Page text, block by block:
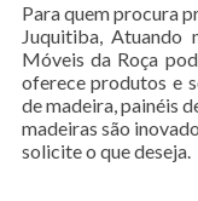
Para quem procura
Juquitiba, Atuando
Móveis da Roça
oferece produtos e
de madeira, painéis
madeiras são
solicite o que deseja.